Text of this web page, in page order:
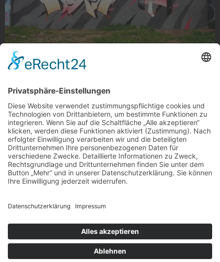
Streetart in Eicken
Streetart in Eicken.
Foto: Anne Baumgart